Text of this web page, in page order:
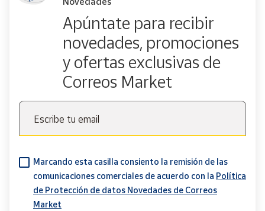
Apúntate para recibir
novedades, promociones
y ofertas exclusivas de
Correos Market
Escribe tu email
Marcando esta casilla consiento la remisión de las
comunicaciones comerciales de acuerdo con la Política
de Protección de datos Novedades de Correos
Market